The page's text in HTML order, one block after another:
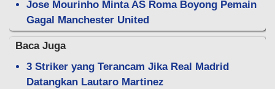
Jose Mourinho Minta AS Roma Boyong Pemain
Gagal Manchester United
Baca Juga
3 Striker yang Terancam Jika Real Madrid
Datangkan Lautaro Martinez